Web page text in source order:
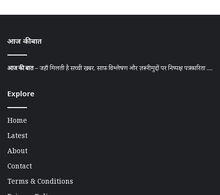
आज की बात
आज की बात– जहाँ मिलती है सच्ची खबर, साफ़ विश्लेषण और ज़रूरी मुद्दों पर निष्पक्ष पत्रकारिता ....
Explore
Home
Latest
About
Contact
Terms & Conditions